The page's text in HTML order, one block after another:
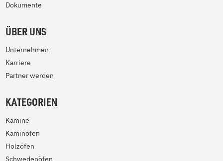
Dokumente
ÜBER UNS
Unternehmen
Karriere
Partner werden
KATEGORIEN
Kamine
Kaminöfen
Holzöfen
Schwedenöfen